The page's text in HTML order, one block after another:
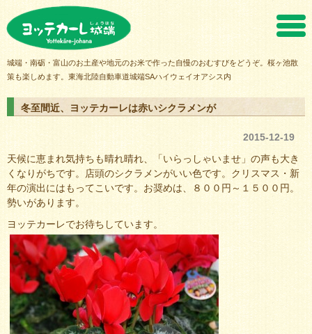
城端・南砺・富山のお土産や地元のお米で作った自慢のおむすびをどうぞ。桜ヶ池散
策も楽しめます。東海北陸自動車道城端SAハイウェイオアシス内
冬至間近、ヨッテカーレは赤いシクラメンが
2015-12-19
天候に恵まれ気持ちも晴れ晴れ、「いらっしゃいませ」の声も大き
くなりがちです。店頭のシクラメンがいい色です。クリスマス・新
年の演出にはもってこいです。お奨めは、８００円～１５００円。
勢いがあります。
ヨッテカーレでお待ちしています。